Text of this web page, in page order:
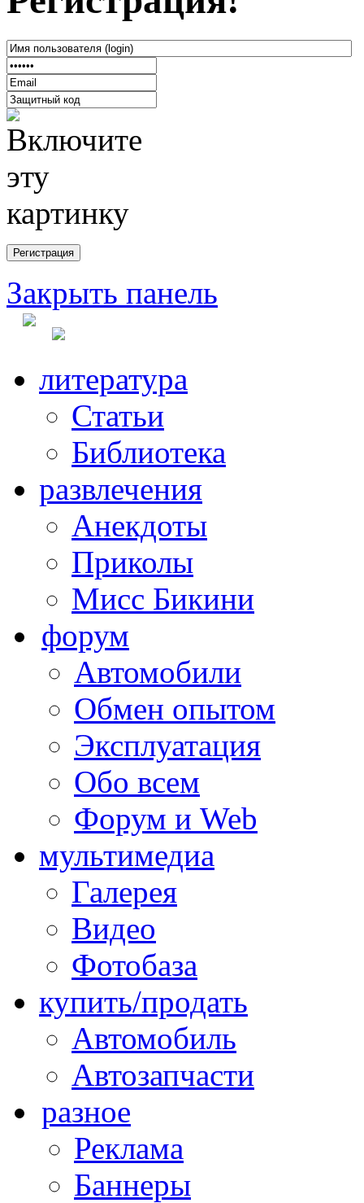
Закрыть панель
литература
Статьи
Библиотека
развлечения
Анекдоты
Приколы
Мисс Бикини
форум
Автомобили
Обмен опытом
Эксплуатация
Обо всем
Форум и Web
мультимедиа
Галерея
Видео
Фотобаза
купить/продать
Автомобиль
Автозапчасти
разное
Реклама
Баннеры